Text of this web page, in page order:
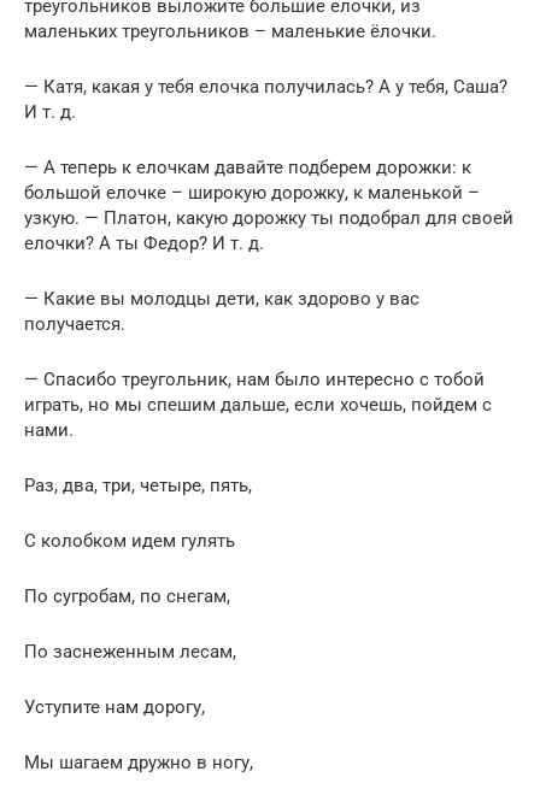
треугольников выложите большие елочки, из
маленьких треугольников – маленькие ёлочки.
— Катя, какая у тебя елочка получилась? А у тебя, Саша?
И т. д.
— А теперь к елочкам давайте подберем дорожки: к
большой елочке – широкую дорожку, к маленькой –
узкую. — Платон, какую дорожку ты подобрал для своей
елочки? А ты Федор? И т. д.
— Какие вы молодцы дети, как здорово у вас
получается.
— Спасибо треугольник, нам было интересно с тобой
играть, но мы спешим дальше, если хочешь, пойдем с
нами.
Раз, два, три, четыре, пять,
С колобком идем гулять
По сугробам, по снегам,
По заснеженным лесам,
Уступите нам дорогу,
Мы шагаем дружно в ногу,